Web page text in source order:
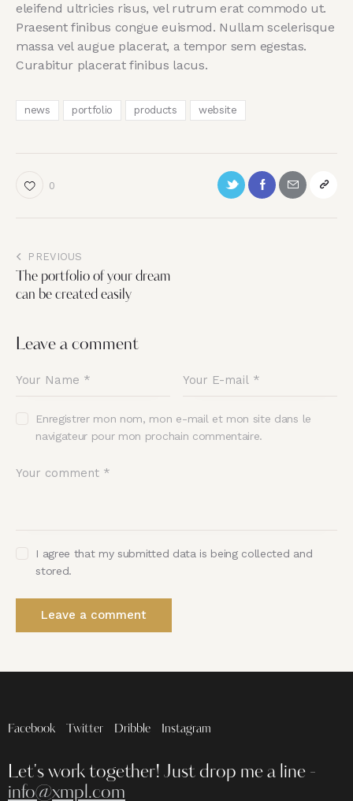
eleifend ultricies risus, vel rutrum erat commodo ut.
Praesent finibus congue euismod. Nullam scelerisque
massa vel augue placerat, a tempor sem egestas.
Curabitur placerat finibus lacus.
news portfolio products website
0
PREVIOUS
The portfolio of your dream
can be created easily
Leave a comment
Enregistrer mon nom, mon e-mail et mon site dans le
navigateur pour mon prochain commentaire.
I agree that my submitted data is being collected and
stored.
Facebook Twitter Dribble Instagram
Let's work together! Just drop me a line -
info@xmpl.com